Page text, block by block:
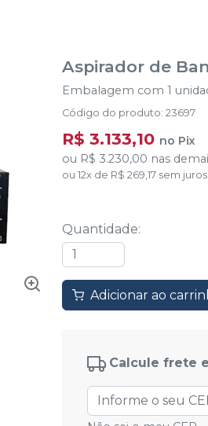
Aspirador de
Embalagem com 1
Código do produto:23697
R$ 3.133,10 no Pix
ou R$ 3.230,00 nas
ou 12x de R$ 269,17 sem juros
Quantidade:
Adicionar ao
Calcule frete